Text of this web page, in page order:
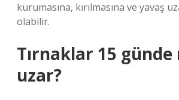
kurumasına, kırılmasına ve yavaş
olabilir.
Tırnaklar 15
uzar?